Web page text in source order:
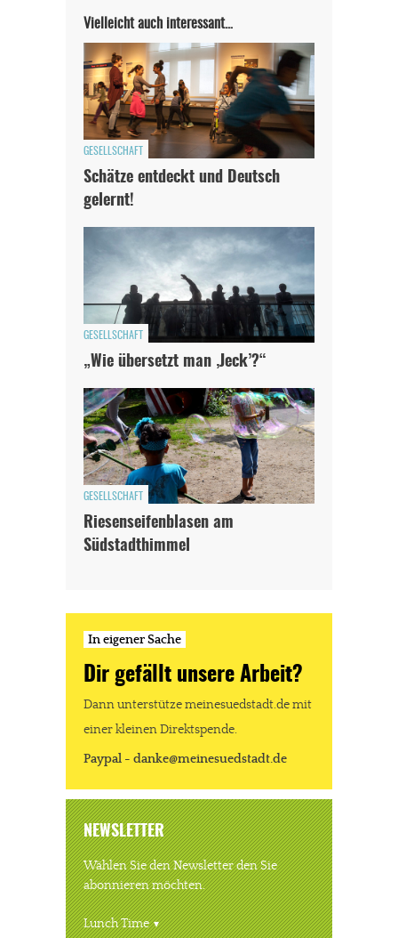
Vielleicht auch interessant…
GESELLSCHAFT
Schätze entdeckt und Deutsch
gelernt!
GESELLSCHAFT
„Wie übersetzt man ‚Jeck’?“
GESELLSCHAFT
Riesenseifenblasen am
Südstadthimmel
In eigener Sache
Dir gefällt unsere Arbeit?
Dann unterstütze meinesuedstadt.de mit
einer kleinen Direktspende.
Paypal - danke@meinesuedstadt.de
NEWSLETTER
Wählen Sie den Newsletter den Sie
abonnieren möchten.
Lunch Time